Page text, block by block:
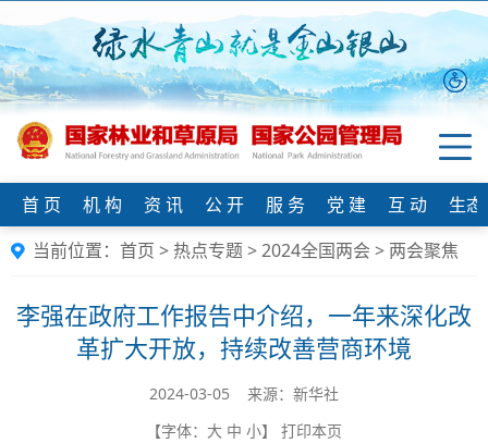
首 页 机 构 资 讯 公 开 服 务 党 建 互 动
生
当前位置： 首页 > 热点专题>2024全国两会 > 两会聚焦
李强在政府工作报告中介绍，一年来深化改
革扩大开放，持续改善营商环境
2024-03-05 来源：新华社
【字体： 大 中 小】 打印本页